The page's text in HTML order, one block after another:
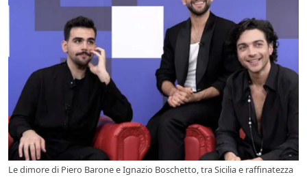
Le dimore di Piero Barone e Ignazio Boschetto, tra Sicilia e raffinatezza